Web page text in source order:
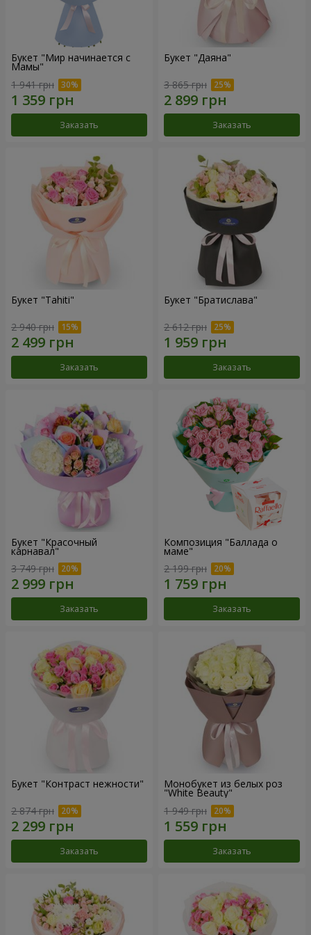
Букет "Мир начинается с
Мамы"
1 941 грн
Заказать
Букет "Даяна"
3 865 грн
Заказать
Букет "Tahiti"
2 940 грн
Заказать
Букет "Братислава"
2 612 грн
Заказать
Букет "Красочный
карнавал"
3 749 грн
Заказать
Композиция "Баллада о
маме"
2 199 грн
Заказать
Букет "Контраст нежности"
2 874 грн
Заказать
Монобукет из белых роз
"White Beauty"
1 949 грн
Заказать